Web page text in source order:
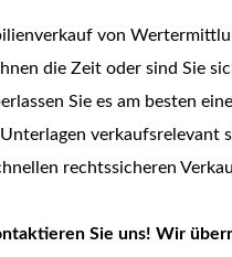
von
die Zeit oder sind Sie
Sie es am besten
verkaufsrelevant
rechtssicheren
Sie uns! Wir